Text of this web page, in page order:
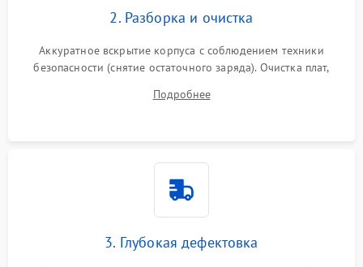
2. Разборка и очистка
Аккуратное вскрытие корпуса с соблюдением техники
безопасности (снятие остаточного заряда). Очистка плат,
и кистей для предотвращения перегрева и замыканий.
Подробнее
3. Глубокая дефектовка